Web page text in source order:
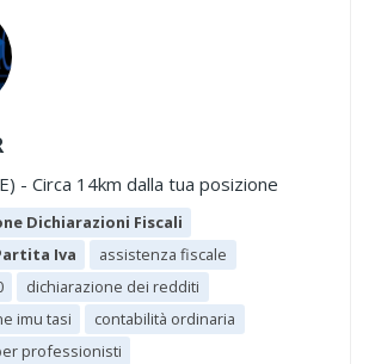
- Circa 14km dalla tua posizione
Dichiarazioni Fiscali
Iva
assistenza fiscale
dichiarazione dei redditi
imu tasi
contabilità ordinaria
professionisti